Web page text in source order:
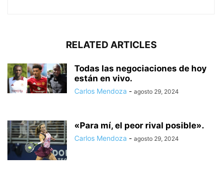
RELATED ARTICLES
Todas las negociaciones de hoy
están en vivo.
Carlos Mendoza - agosto 29, 2024
«Para mí, el peor rival posible».
Carlos Mendoza - agosto 29, 2024